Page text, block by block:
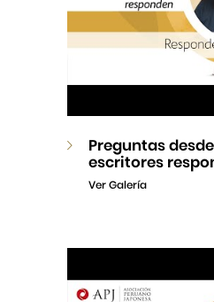
Preguntas
escritores
Ver Galería